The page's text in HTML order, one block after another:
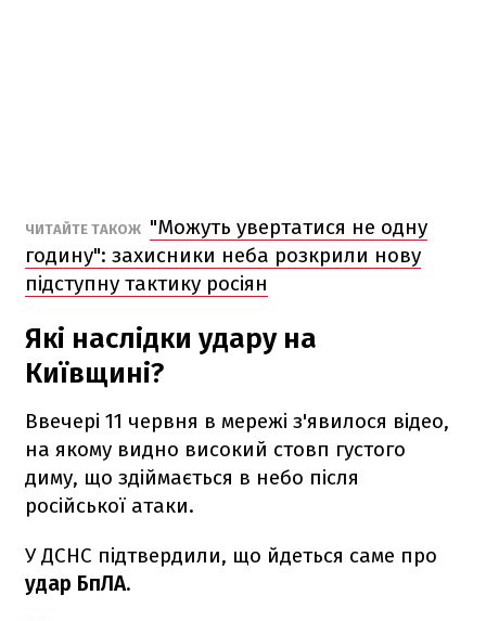
ЧИТАЙТЕ ТАКОЖ "Можуть увертатися не одну
годину": захисники неба розкрили нову
підступну тактику росіян
Які наслідки удару на
Київщині?
Ввечері 11 червня в мережі з'явилося відео,
на якому видно високий стовп густого
диму, що здіймається в небо після
російської атаки.
У ДСНС підтвердили, що йдеться саме про
удар БпЛА.